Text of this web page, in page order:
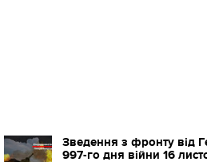
Зведення з фронту від
997-го дня війни 16